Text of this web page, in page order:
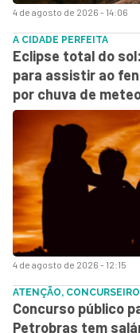
4 de agosto de 2026 - 14:06
4 de agosto de 2026 - 12:15
A CIDADE PERFEITA
Eclipse total do
para assistir ao
por chuva de
ATENÇÃO,
Concurso público
Petrobras tem